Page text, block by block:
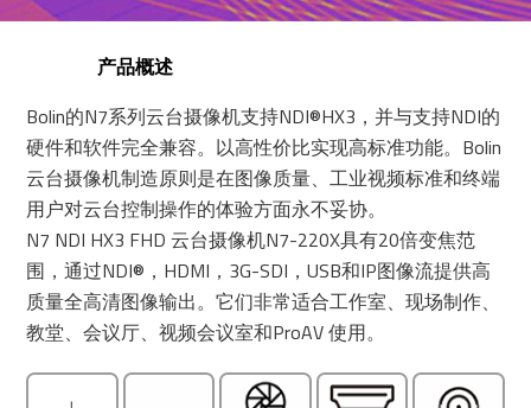
产品概述
Bolin的N7系列云台摄像机支持NDI®HX3，并与支持NDI的
硬件和软件完全兼容。以高性价比实现高标准功能。Bolin
云台摄像机制造原则是在图像质量、工业视频标准和终端
用户对云台控制操作的体验方面永不妥协。
N7 NDI HX3 FHD 云台摄像机N7-220X具有20倍变焦范
围，通过NDI®，HDMI，3G-SDI，USB和IP图像流提供高
质量全高清图像输出。它们非常适合工作室、现场制作、
教堂、会议厅、视频会议室和ProAV 使用。